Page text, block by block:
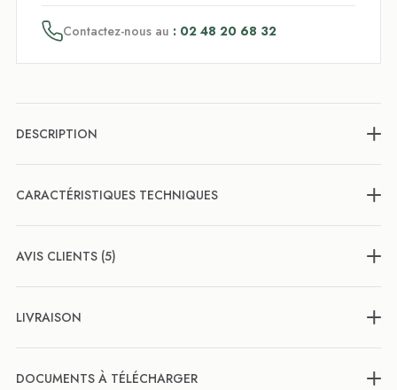
Contactez-nous au : 02 48 20 68 32
DESCRIPTION
CARACTÉRISTIQUES TECHNIQUES
AVIS CLIENTS (5)
LIVRAISON
DOCUMENTS À TÉLÉCHARGER